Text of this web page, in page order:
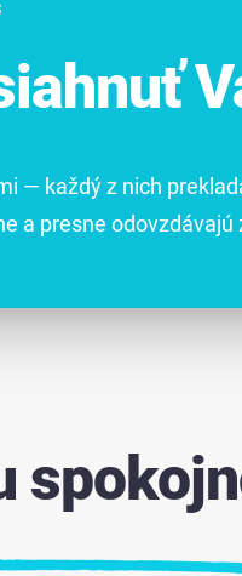
— každý z nich
a presne